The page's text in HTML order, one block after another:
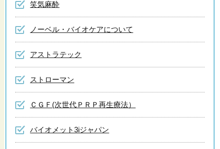
笑気麻酔
ノーベル・バイオケアについて
アストラテック
ストローマン
ＣＧＦ(次世代ＰＲＰ再生療法）
バイオメット3iジャパン